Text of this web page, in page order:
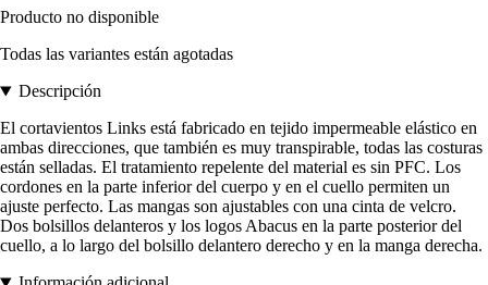
Producto no disponible
Todas las variantes están agotadas
Descripción
El cortavientos Links está fabricado en tejido impermeable elástico en
ambas direcciones, que también es muy transpirable, todas las costuras
están selladas. El tratamiento repelente del material es sin PFC. Los
cordones en la parte inferior del cuerpo y en el cuello permiten un
ajuste perfecto. Las mangas son ajustables con una cinta de velcro.
Dos bolsillos delanteros y los logos Abacus en la parte posterior del
cuello, a lo largo del bolsillo delantero derecho y en la manga derecha.